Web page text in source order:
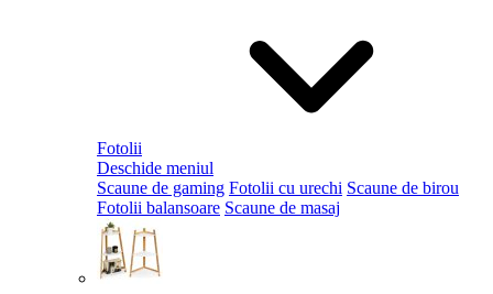
Fotolii
Deschide meniul
Scaune de gaming Fotolii cu urechi Scaune de birou
Fotolii balansoare Scaune de masaj